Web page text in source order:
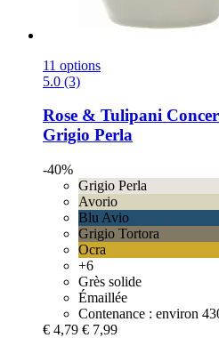
11 options
5.0 (3)
Rose & Tulipani
Grigio Perla
-40%
Grigio Perla
Avorio
Blu Avio
Grigio Tortora
Ocra
+6
Grès solide
Émaillée
Contenance : environ
€ 4,79 € 7,99